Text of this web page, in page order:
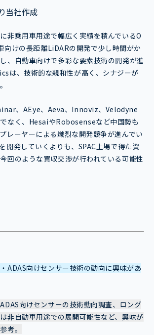
当社作成
非乗用車用途で幅広く実績を積んでいるO
けの長距離LiDARの開発で少し時間がか
、自動車向けで多彩な要素技術の開発が進
は、技術的な親和性が高く、シナジーが
、AEye、Aeva、Innoviz、Velodyne
なく、HesaiやRobosenseなど中国勢も
レーヤーによる熾烈な開発競争が進んでい
開発していくよりも、SPAC上場で得た資
回のような買収交渉が行われている可能性
・ADAS向けセンサー技術の動向に興味があ
向けセンサーの技術動向調査、ロング
非自動車用途での展開可能性など、興味が
考。